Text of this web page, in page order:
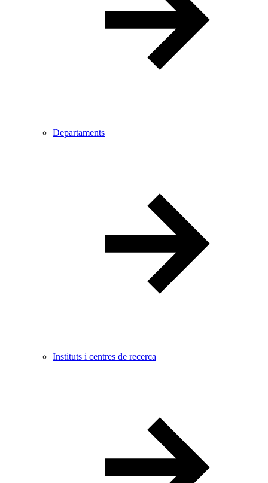
Departaments
Instituts i centres de recerca